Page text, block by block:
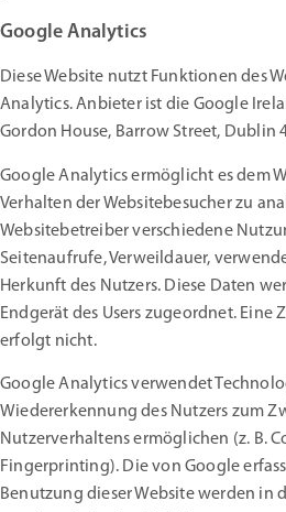
Google Analytics
Diese Website nutzt Funktionen des
Analytics. Anbieter ist die Google
Gordon House, Barrow Street, Dublin
Google Analytics ermöglicht es dem
Verhalten der Websitebesucher zu
Websitebetreiber verschiedene
Seitenaufrufe, Verweildauer,
Herkunft des Nutzers. Diese Daten
Endgerät des Users zugeordnet. Eine
erfolgt nicht.
Google Analytics verwendet
Wiedererkennung des Nutzers zum
Nutzerverhaltens ermöglichen (z. B.
Fingerprinting). Die von Google
Benutzung dieser Website werden in